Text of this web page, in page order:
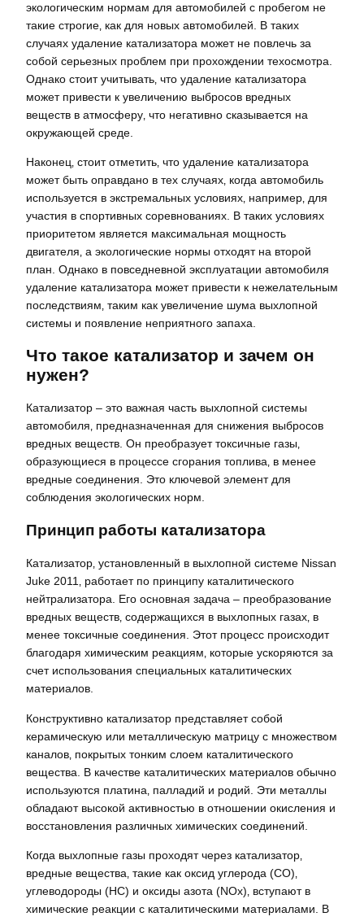
экологическим нормам для автомобилей с пробегом не
такие строгие‚ как для новых автомобилей. В таких
случаях удаление катализатора может не повлечь за
собой серьезных проблем при прохождении техосмотра.
Однако стоит учитывать‚ что удаление катализатора
может привести к увеличению выбросов вредных
веществ в атмосферу‚ что негативно сказывается на
окружающей среде.
Наконец‚ стоит отметить‚ что удаление катализатора
может быть оправдано в тех случаях‚ когда автомобиль
используется в экстремальных условиях‚ например‚ для
участия в спортивных соревнованиях. В таких условиях
приоритетом является максимальная мощность
двигателя‚ а экологические нормы отходят на второй
план. Однако в повседневной эксплуатации автомобиля
удаление катализатора может привести к нежелательным
последствиям‚ таким как увеличение шума выхлопной
системы и появление неприятного запаха.
Что такое катализатор и зачем он
нужен?
Катализатор – это важная часть выхлопной системы
автомобиля‚ предназначенная для снижения выбросов
вредных веществ. Он преобразует токсичные газы‚
образующиеся в процессе сгорания топлива‚ в менее
вредные соединения. Это ключевой элемент для
соблюдения экологических норм.
Принцип работы катализатора
Катализатор‚ установленный в выхлопной системе Nissan
Juke 2011‚ работает по принципу каталитического
нейтрализатора. Его основная задача – преобразование
вредных веществ‚ содержащихся в выхлопных газах‚ в
менее токсичные соединения. Этот процесс происходит
благодаря химическим реакциям‚ которые ускоряются за
счет использования специальных каталитических
материалов.
Конструктивно катализатор представляет собой
керамическую или металлическую матрицу с множеством
каналов‚ покрытых тонким слоем каталитического
вещества. В качестве каталитических материалов обычно
используются платина‚ палладий и родий. Эти металлы
обладают высокой активностью в отношении окисления и
восстановления различных химических соединений.
Когда выхлопные газы проходят через катализатор‚
вредные вещества‚ такие как оксид углерода (CO)‚
углеводороды (HC) и оксиды азота (NOx)‚ вступают в
химические реакции с каталитическими материалами. В